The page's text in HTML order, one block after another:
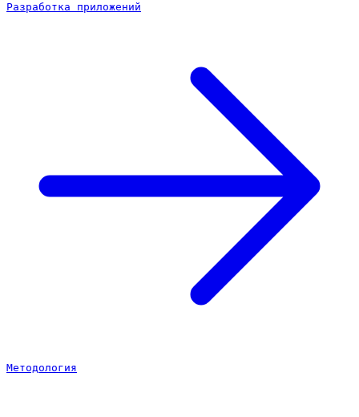
Разработка приложений
Методология